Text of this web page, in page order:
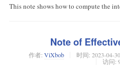
This note shows how to compute the
Note of
作者: ViXbob 时间: 2023-04-30
访问: